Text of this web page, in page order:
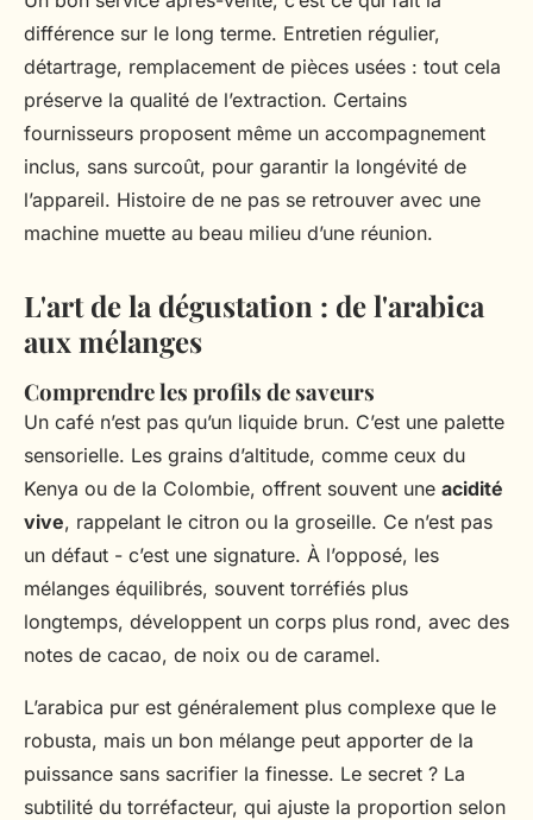
différence sur le long terme. Entretien régulier,
détartrage, remplacement de pièces usées : tout cela
préserve la qualité de l’extraction. Certains
fournisseurs proposent même un accompagnement
inclus, sans surcoût, pour garantir la longévité de
l’appareil. Histoire de ne pas se retrouver avec une
machine muette au beau milieu d’une réunion.
L'art de la dégustation : de l'arabica
aux mélanges
Comprendre les profils de saveurs
Un café n’est pas qu’un liquide brun. C’est une palette
sensorielle. Les grains d’altitude, comme ceux du
Kenya ou de la Colombie, offrent souvent une acidité
vive, rappelant le citron ou la groseille. Ce n’est pas
un défaut - c’est une signature. À l’opposé, les
mélanges équilibrés, souvent torréfiés plus
longtemps, développent un corps plus rond, avec des
notes de cacao, de noix ou de caramel.
L’arabica pur est généralement plus complexe que le
robusta, mais un bon mélange peut apporter de la
puissance sans sacrifier la finesse. Le secret ? La
subtilité du torréfacteur, qui ajuste la proportion selon